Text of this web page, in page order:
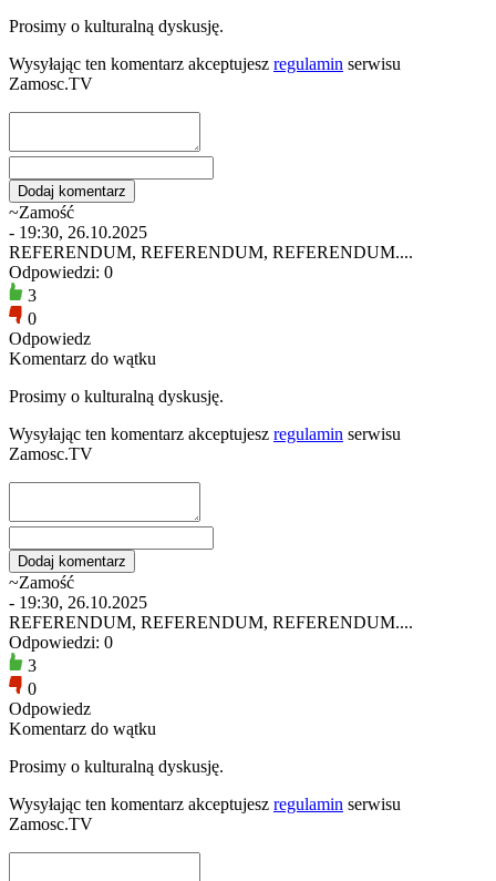
Prosimy o kulturalną dyskusję.
Wysyłając ten komentarz akceptujesz regulamin serwisu
Zamosc.TV
~Zamość
- 19:30, 26.10.2025
REFERENDUM, REFERENDUM, REFERENDUM....
Odpowiedzi: 0
3
0
Odpowiedz
Komentarz do wątku
Prosimy o kulturalną dyskusję.
Wysyłając ten komentarz akceptujesz regulamin serwisu
Zamosc.TV
~Zamość
- 19:30, 26.10.2025
REFERENDUM, REFERENDUM, REFERENDUM....
Odpowiedzi: 0
3
0
Odpowiedz
Komentarz do wątku
Prosimy o kulturalną dyskusję.
Wysyłając ten komentarz akceptujesz regulamin serwisu
Zamosc.TV